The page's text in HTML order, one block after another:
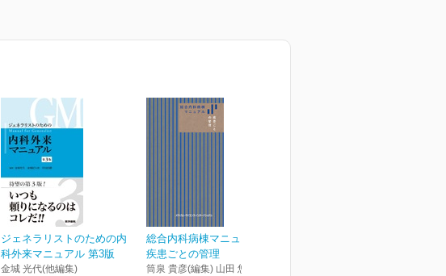
ジェネラリストのための内
科外来マニュアル 第3版
金城 光代(他編集)
総合内科病棟マニュアル
疾患ごとの管理
筒泉 貴彦(編集) 山田 悠史(編